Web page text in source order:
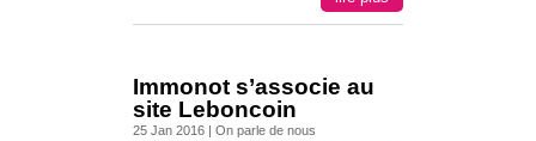
Immonot s’associe au
site Leboncoin
25 Jan 2016| On parle de nous